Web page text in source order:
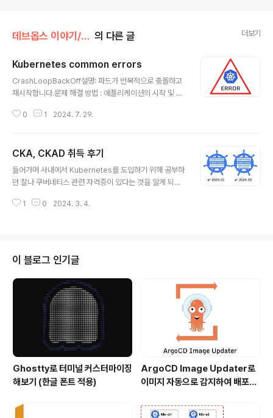
데브옵스 이야기/Kubernetes 의 다른 글 더보기
Kubernetes common errors
CrashLoopBackOff설명: 파드가 반복적으로 충돌하고
재시작합니다.문제 해결 방법 : 애플리케이션의 시작 및 초
logs # Pod 명세 확인kubectl describe pod Image
이름과 태그를 확인합니다.이미지 레지스트리 자격 증명을
확인합니다.지정된 레지스트리에 이미지가 존재하는지 확
인합니다. Pending Pods설명: 파드가 "Pending" 상태
원 (CPU, 메모리)을 확인하여 충분한 용량이 있는지 확인
0 1 2024. 7. 29.
CKA, CKAD 취득 후기
들어가며 사내에서 Kubernetes를 도입하기 위해 공부하
던 찰나 쿠버네티스 관련 자격증이 있다는 것을 알게 되었
빨리 실무에 적용하기 급급했던터라 수박겉핥기 식으로 공
다. (시기로 보자면 23년 11월부터 준비를 했네요.) 23년
12월에 2번의 시험을 본 후 연달아 불합격했고 24년 1월
에 한 번 더 결제를 하여 2번을 보아 합격했습니다!(총 4번
을 보았네요…) 그리고 바로 2주 뒤 45% 설날 세일때 이
때다 싶어 CKAD까지 1번의 불합격에 이어 결국 합격을
했습니다..! ..
1 0 2024. 3. 4.
이 블로그 인기글
Ghostty로 터미널 커스터마이징
해보기 (한글 폰트 적용)
ArgoCD Image Updater로
이미지 자동으로 감지하여 배포하